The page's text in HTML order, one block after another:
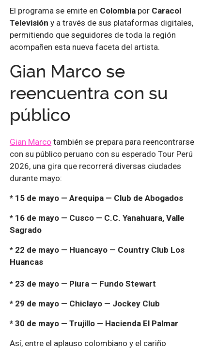
El programa se emite en Colombia por Caracol
Televisión y a través de sus plataformas digitales,
permitiendo que seguidores de toda la región
acompañen esta nueva faceta del artista.
Gian Marco se
reencuentra con su
público
Gian Marco también se prepara para reencontrarse
con su público peruano con su esperado Tour Perú
2026, una gira que recorrerá diversas ciudades
durante mayo:
* 15 de mayo — Arequipa — Club de Abogados
* 16 de mayo — Cusco — C.C. Yanahuara, Valle
Sagrado
* 22 de mayo — Huancayo — Country Club Los
Huancas
* 23 de mayo — Piura — Fundo Stewart
* 29 de mayo — Chiclayo — Jockey Club
* 30 de mayo — Trujillo — Hacienda El Palmar
Así, entre el aplauso colombiano y el cariño